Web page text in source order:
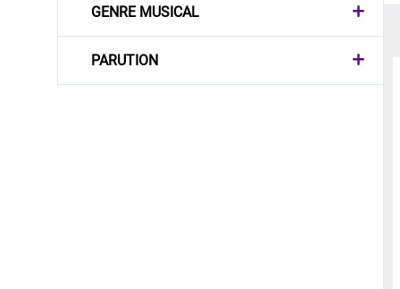
GENRE MUSICAL
PARUTION